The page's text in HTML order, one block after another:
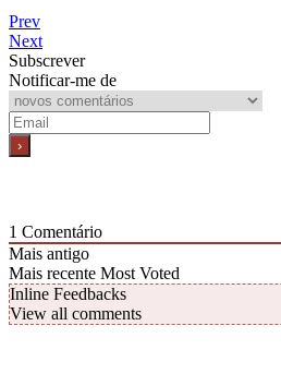
Prev
Next
Subscrever
Notificar-me de
1 Comentário
Mais antigo
Mais recente Most Voted
Inline Feedbacks
View all comments